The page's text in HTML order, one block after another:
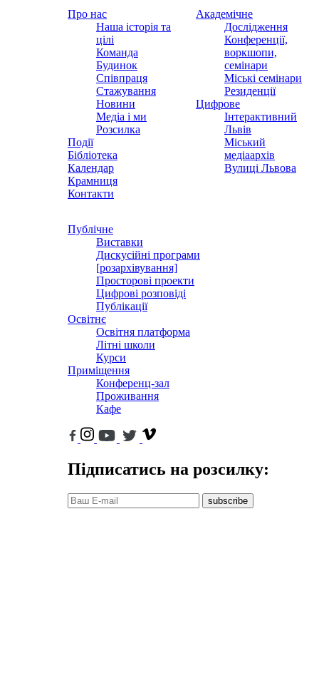
Про нас
Наша історія та
цілі
Команда
Будинок
Співпраця
Стажування
Новини
Медіа і ми
Розсилка
Події
Бібліотека
Календар
Крамниця
Контакти
Академічне
Дослідження
Конференції,
воркшопи,
семінари
Міські семінари
Резиденції
Цифрове
Інтерактивний
Львів
Міський
медіаархів
Вулиці Львова
Публічне
Виставки
Дискусійні програми
[розархівування]
Просторові проекти
Цифрові розповіді
Публікації
Освітнє
Освітня платформа
Літні школи
Курси
Приміщення
Конференц-зал
Проживання
Кафе
Підписатись на розсилку:
subscribe